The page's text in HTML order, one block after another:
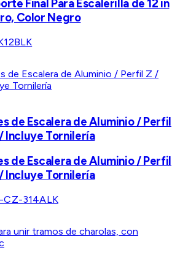
Final Para Escalerilla de 12 in
Color Negro
de Escalera de Aluminio / Perfil
Incluye Tornilería
de Escalera de Aluminio / Perfil
Incluye Tornilería
CZ-314ALK